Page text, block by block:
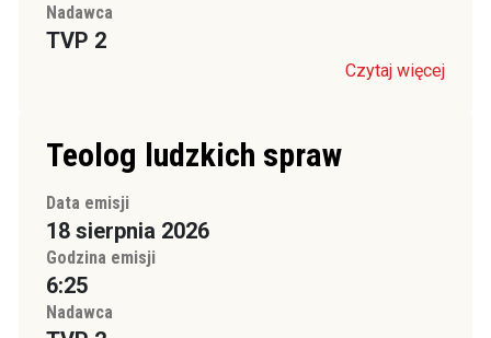
Nadawca
TVP 2
Czytaj więcej
Teolog ludzkich spraw
Data emisji
18 sierpnia 2026
Godzina emisji
6:25
Nadawca